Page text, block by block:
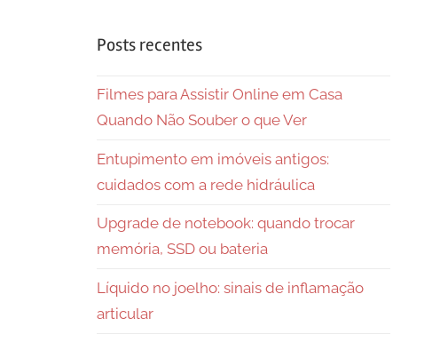
Posts recentes
Filmes para Assistir Online em Casa
Quando Não Souber o que Ver
Entupimento em imóveis antigos:
cuidados com a rede hidráulica
Upgrade de notebook: quando trocar
memória, SSD ou bateria
Líquido no joelho: sinais de inflamação
articular